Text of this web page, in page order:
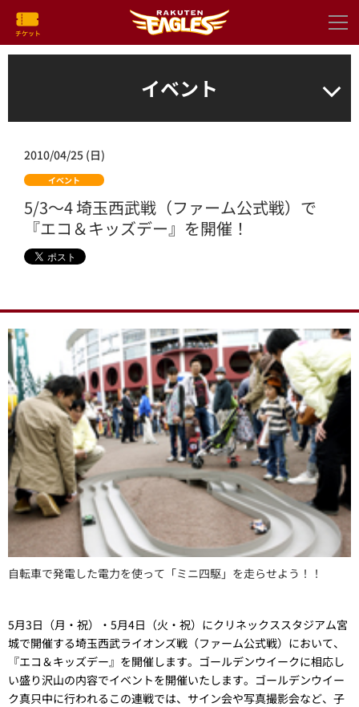
イベント
2010/04/25 (日)
イベント
5/3～4 埼玉西武戦（ファーム公式戦）で
『エコ＆キッズデー』を開催！
自転車で発電した電力を使って「ミニ四駆」を走らせよう！！
5月3日（月・祝）・5月4日（火・祝）にクリネックススタジアム宮
城で開催する埼玉西武ライオンズ戦（ファーム公式戦）において、
『エコ＆キッズデー』を開催します。ゴールデンウイークに相応し
い盛り沢山の内容でイベントを開催いたします。ゴールデンウイー
ク真只中に行われるこの連戦では、サイン会や写真撮影会など、子